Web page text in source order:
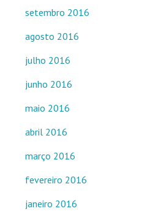
setembro 2016
agosto 2016
julho 2016
junho 2016
maio 2016
abril 2016
março 2016
fevereiro 2016
janeiro 2016